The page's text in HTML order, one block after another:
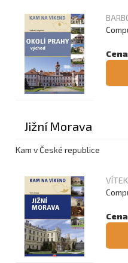
Jižní Morava
Kam v České republice